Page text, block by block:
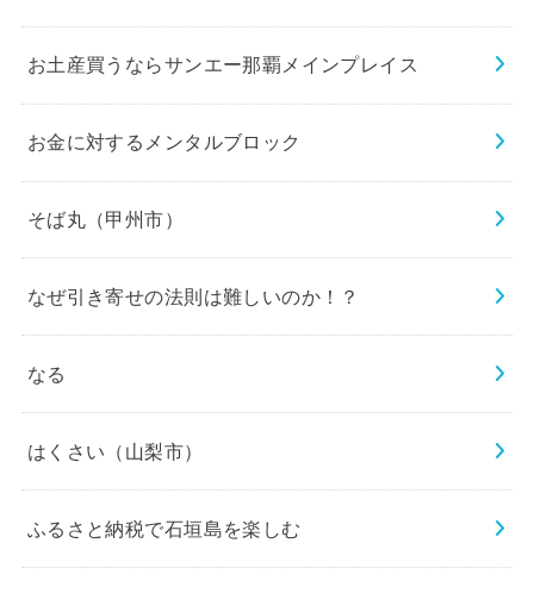
お土産買うならサンエー那覇メインプレイス
お金に対するメンタルブロック
そば丸（甲州市）
なぜ引き寄せの法則は難しいのか！？
なる
はくさい（山梨市）
ふるさと納税で石垣島を楽しむ